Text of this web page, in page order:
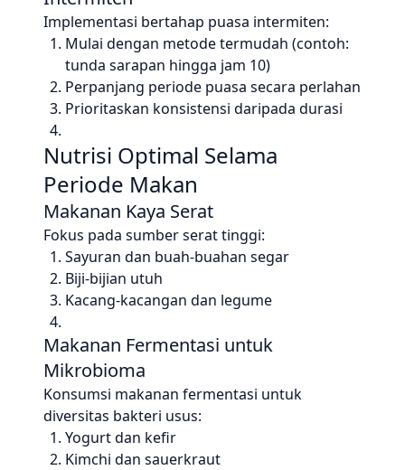
Implementasi bertahap puasa intermiten:
Mulai dengan metode termudah (contoh:
tunda sarapan hingga jam 10)
Perpanjang periode puasa secara perlahan
Prioritaskan konsistensi daripada durasi
Nutrisi Optimal Selama
Periode Makan
Makanan Kaya Serat
Fokus pada sumber serat tinggi:
Sayuran dan buah-buahan segar
Biji-bijian utuh
Kacang-kacangan dan legume
Makanan Fermentasi untuk
Mikrobioma
Konsumsi makanan fermentasi untuk
diversitas bakteri usus:
Yogurt dan kefir
Kimchi dan sauerkraut